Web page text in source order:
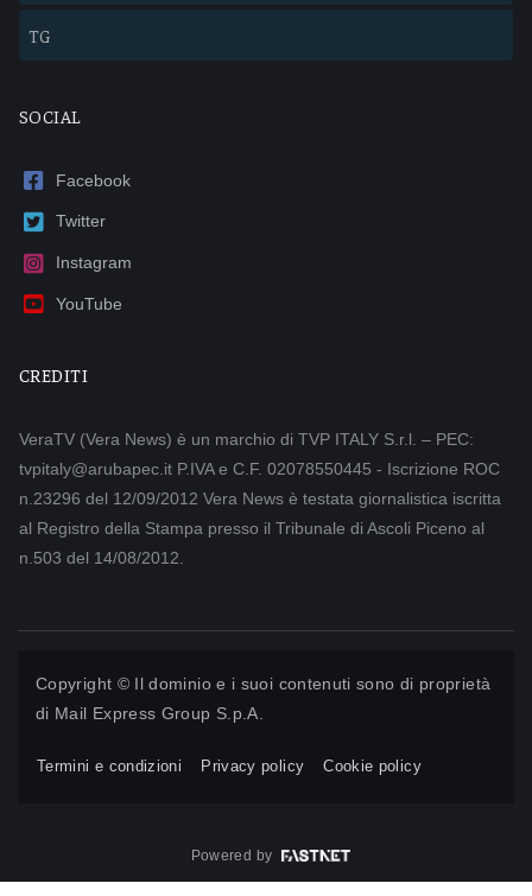
TG
SOCIAL
Facebook
Twitter
Instagram
YouTube
CREDITI
VeraTV (Vera News) è un marchio di TVP ITALY S.r.l. – PEC:
tvpitaly@arubapec.it P.IVA e C.F. 02078550445 - Iscrizione ROC
n.23296 del 12/09/2012 Vera News è testata giornalistica iscritta
al Registro della Stampa presso il Tribunale di Ascoli Piceno al
n.503 del 14/08/2012.
Copyright © Il dominio e i suoi contenuti sono di proprietà
di Mail Express Group S.p.A.
Termini e condizioni Privacy policy Cookie policy
Powered by